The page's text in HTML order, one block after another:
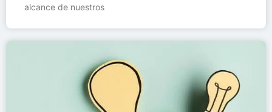
alcance de nuestros